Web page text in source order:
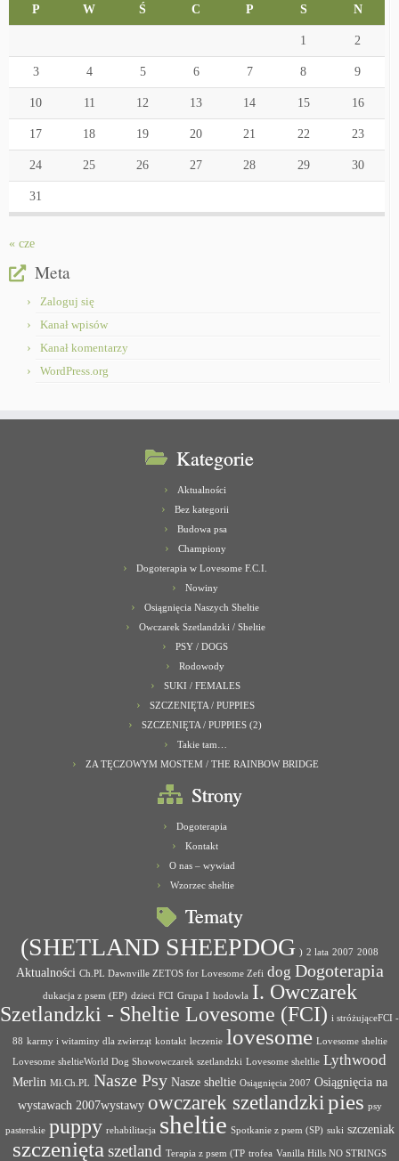
P W Ś C P S N
1 2
3 4 5 6 7 8 9
10 11 12 13 14 15 16
17 18 19 20 21 22 23
24 25 26 27 28 29 30
31
« cze
Meta
Zaloguj się
Kanał wpisów
Kanał komentarzy
WordPress.org
Kategorie
Aktualności
Bez kategorii
Budowa psa
Championy
Dogoterapia w Lovesome F.C.I.
Nowiny
Osiągnięcia Naszych Sheltie
Owczarek Szetlandzki / Sheltie
PSY / DOGS
Rodowody
SUKI / FEMALES
SZCZENIĘTA / PUPPIES
SZCZENIĘTA / PUPPIES (2)
Takie tam…
ZA TĘCZOWYM MOSTEM / THE RAINBOW BRIDGE
Strony
Dogoterapia
Kontakt
O nas – wywiad
Wzorzec sheltie
Tematy
(SHETLAND SHEEPDOG ) 2 lata 2007 2008
Aktualności Ch.PL Dawnville ZETOS for Lovesome Zefi dog Dogoterapia
dukacja z psem (EP) dzieci FCI Grupa I hodowla I. Owczarek
Szetlandzki - Sheltie Lovesome (FCI) i stróżująceFCI -
88 karmy i witaminy dla zwierząt kontakt leczenie lovesome Lovesome sheltie
Lovesome sheltieWorld Dog Showowczarek szetlandzki Lovesome sheltlie Lythwood
Merlin Mł.Ch.PL Nasze Psy Nasze sheltie Osiągnięcia 2007 Osiągnięcia na
wystawach 2007wystawy owczarek szetlandzkipies psy
pasterskie puppy rehabilitacja sheltie Spotkanie z psem (SP) suki szczeniak
szczenięta szetland Terapia z psem (TP trofea Vanilla Hills NO STRINGS